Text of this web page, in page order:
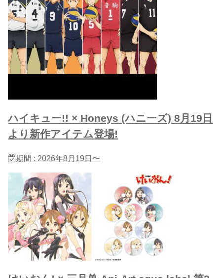
ハイキュー!! × Honeys (ハニーズ) 8月19日
より新作アイテム登場!
期間 : 2026年8月19日〜